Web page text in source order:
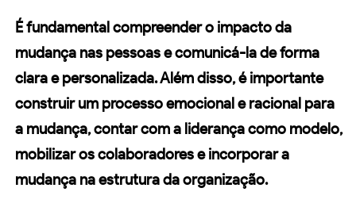
É fundamental compreender o impacto da
mudança nas pessoas e comunicá-la de forma
clara e personalizada. Além disso, é importante
construir um processo emocional e racional para
a mudança, contar com a liderança como modelo,
mobilizar os colaboradores e incorporar a
mudança na estrutura da organização.